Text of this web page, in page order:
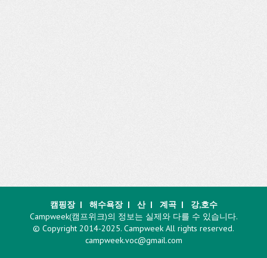
캠핑장| 해수욕장| 산| 계곡|
강,호수
Campweek(캠프위크)의 정보는 실제와 다를 수 있습니다.
© Copyright 2014-2025. Campweek All rights reserved.
campweek.voc@gmail.com